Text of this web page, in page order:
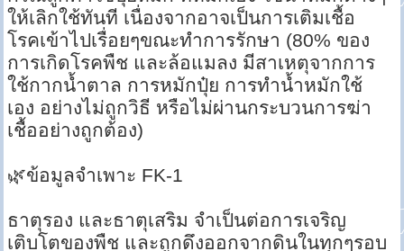
ให้เลิกใช้ทันที เนื่องจากอาจเป็นการเติมเชื้อ
โรคเข้าไปเรื่อยๆขณะทำการรักษา (80% ของ
การเกิดโรคพืช และล้อแมลง มีสาเหตุจากการ
ใช้กากน้ำตาล การหมักปุ๋ย การทำน้ำหมักใช้
เอง อย่างไม่ถูกวิธี หรือไม่ผ่านกระบวนการฆ่า
เชื้ออย่างถูกต้อง)
🌿ข้อมูลจำเพาะ FK-1
ธาตุรอง และธาตุเสริม จำเป็นต่อการเจริญ
เติบโตของพืช และถูกดึงออกจากดินในทุกๆรอบ